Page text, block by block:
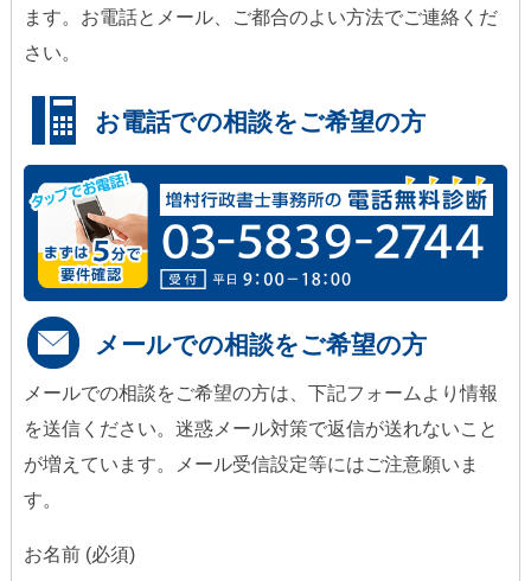
ます。お電話とメール、ご都合のよい方法でご連絡くだ
さい。
お電話での相談をご希望の方
メールでの相談をご希望の方
メールでの相談をご希望の方は、下記フォームより情報
を送信ください。迷惑メール対策で返信が送れないこと
が増えています。メール受信設定等にはご注意願いま
す。
お名前 (必須)